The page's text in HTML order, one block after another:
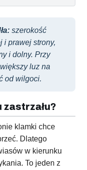
szerokość
i prawej strony,
i dolny. Przy
luz na
od wilgoci.
klamki chce
Dlatego
w kierunku
To jeden z